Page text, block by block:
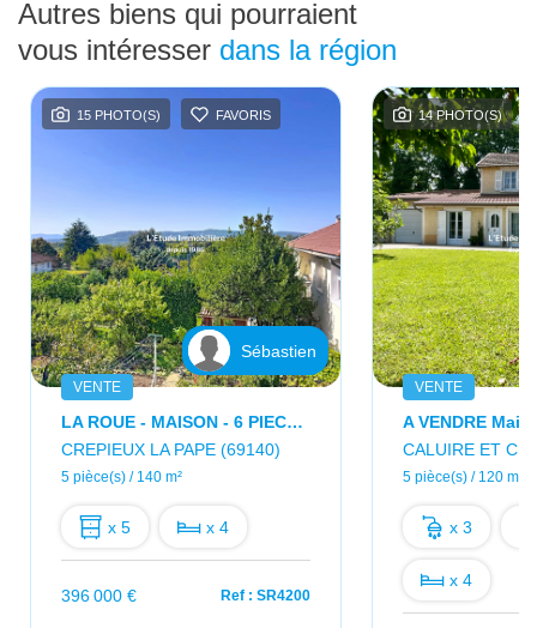
Autres biens qui pourraient
vous intéresser dans la région
15 PHOTO(S) FAVORIS
Sébastien
VENTE
LA ROUE - MAISON - 6 PIECES - 140M2 - GARAGE - JARDIN
CREPIEUX LA PAPE (69140)
5 pièce(s) / 140 m²
x 5 x 4
396 000 € Ref : SR4200
14 PHOTO(S)
VENTE
CALUIRE ET
5 pièce(s) / 120 m²
x 3
x 4